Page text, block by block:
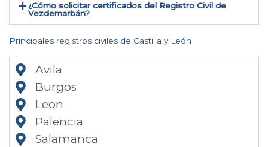
¿Cómo solicitar certificados del Registro Civil de
Vezdemarbán​?
Principales registros civiles de Castilla y León
Avila
Burgos
Leon
Palencia
Salamanca